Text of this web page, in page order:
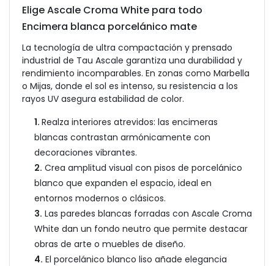
Elige Ascale Croma White para todo
Encimera blanca porcelánico mate
La tecnología de ultra compactación y prensado
industrial de Tau Ascale garantiza una durabilidad y
rendimiento incomparables. En zonas como Marbella
o Mijas, donde el sol es intenso, su resistencia a los
rayos UV asegura estabilidad de color.
1. Realza interiores atrevidos: las encimeras
blancas contrastan armónicamente con
decoraciones vibrantes.
2. Crea amplitud visual con pisos de porcelánico
blanco que expanden el espacio, ideal en
entornos modernos o clásicos.
3. Las paredes blancas forradas con Ascale Croma
White dan un fondo neutro que permite destacar
obras de arte o muebles de diseño.
4. El porcelánico blanco liso añade elegancia